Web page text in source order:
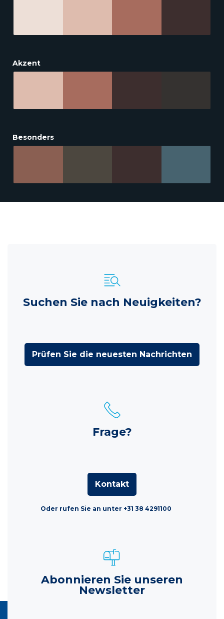
Akzent
Besonders
Suchen Sie nach Neuigkeiten?
Prüfen Sie die neuesten Nachrichten
Frage?
Kontakt
Oder rufen Sie an unter +31 38 4291100
Abonnieren Sie unseren
Newsletter